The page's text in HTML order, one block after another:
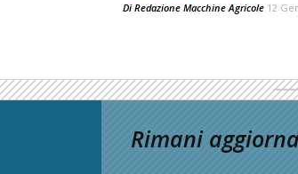
Di Redazione Macchine Agricole 12
Rimani